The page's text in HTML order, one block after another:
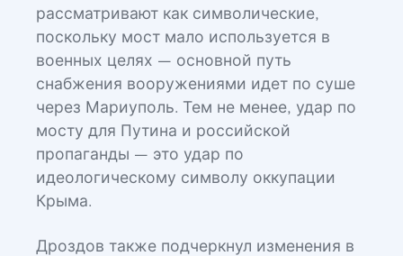
рассматривают как символические,
поскольку мост мало используется в
военных целях — основной путь
снабжения вооружениями идет по суше
через Мариуполь. Тем не менее, удар по
мосту для Путина и российской
пропаганды — это удар по
идеологическому символу оккупации
Крыма.
Дроздов также подчеркнул изменения в